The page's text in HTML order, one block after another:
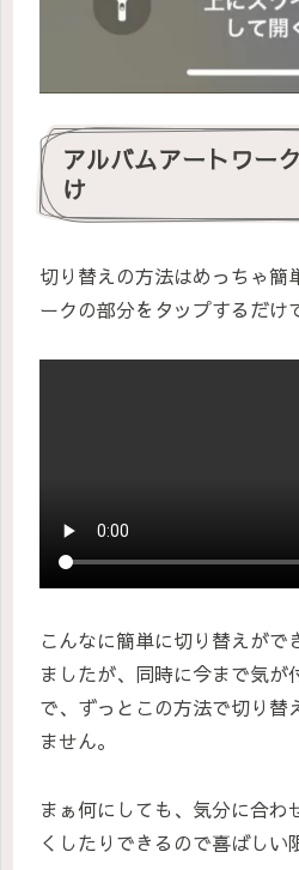
アルバムアートワー
け
切り替えの方法はめっちゃ簡
ークの部分をタップするだけ
こんなに簡単に切り替えがで
ましたが、同時に今まで気が
で、ずっとこの方法で切り替
ません。
まぁ何にしても、気分に合わ
くしたりできるので喜ばしい